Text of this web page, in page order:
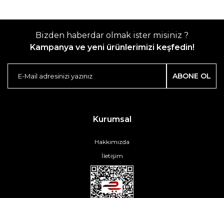
Bizden haberdar olmak ister misiniz ?
Kampanya ve yeni ürünlerimizi keşfedin!
ABONE OL
Kurumsal
Hakkımızda
İletişim